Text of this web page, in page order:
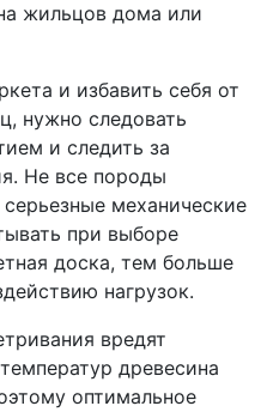
жильцов дома или
и избавить себя от
нужно следовать
и следить за
Не все породы
механические
при выборе
доска, тем больше
нагрузок.
вредят
древесина
оптимальное